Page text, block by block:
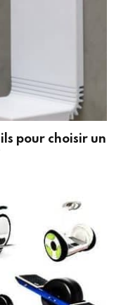
pour choisir un